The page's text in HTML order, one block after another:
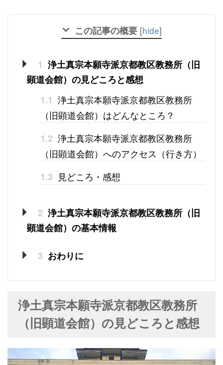
この記事の概要 [hide]
1 浄土真宗本願寺派京都教区教務所（旧
顕道会館）の見どころと感想
1.1 浄土真宗本願寺派京都教区教務所
（旧顕道会館）はどんなところ？
1.2 浄土真宗本願寺派京都教区教務所
（旧顕道会館）へのアクセス（行き方）
1.3 見どころ・感想
2 浄土真宗本願寺派京都教区教務所（旧
顕道会館）の基本情報
3 おわりに
浄土真宗本願寺派京都教区教務所
（旧顕道会館）の見どころと感想